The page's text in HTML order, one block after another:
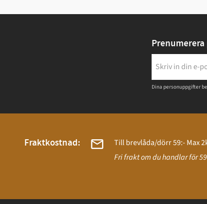
Dina personuppgifter
Fraktkostnad:
Till brevlåda/dörr 59:- Max
Fri frakt om du handlar för